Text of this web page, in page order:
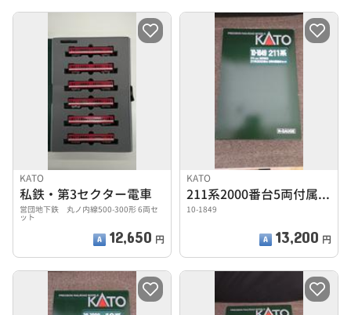
KATO
私鉄・第3セクター電車
営団地下鉄 丸ノ内線500-300形 6両セ
ット
12,650 円
KATO
211系2000番台5両付属編成セット
10-1849
13,200 円